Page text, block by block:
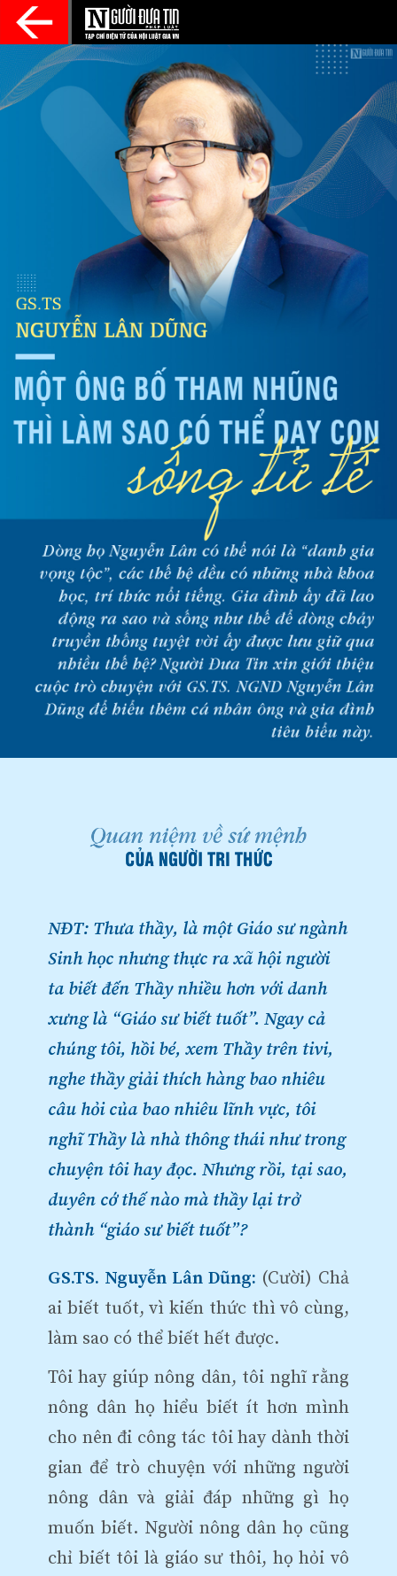
NĐT: Thưa thầy, là một Giáo sư ngành
Sinh học nhưng thực ra xã hội người
ta biết đến Thầy nhiều hơn với danh
xưng là “Giáo sư biết tuốt”. Ngay cả
chúng tôi, hồi bé, xem Thầy trên tivi,
nghe thầy giải thích hàng bao nhiêu
câu hỏi của bao nhiêu lĩnh vực, tôi
nghĩ Thầy là nhà thông thái như trong
chuyện tôi hay đọc. Nhưng rồi, tại sao,
duyên cớ thế nào mà thầy lại trở
thành “giáo sư biết tuốt”?
GS.TS. Nguyễn Lân Dũng: (Cười) Chả
ai biết tuốt, vì kiến thức thì vô cùng,
làm sao có thể biết hết được.
Tôi hay giúp nông dân, tôi nghĩ rằng
nông dân họ hiểu biết ít hơn mình
cho nên đi công tác tôi hay dành thời
gian để trò chuyện với những người
nông dân và giải đáp những gì họ
muốn biết. Người nông dân họ cũng
chỉ biết tôi là giáo sư thôi, họ hỏi vô